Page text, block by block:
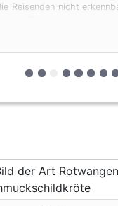
Reisenden nicht
persönlichen
wenn diese im
ausgenommen.
zur 1.
zur 2.zur 3.
zur 4.
zur 5.
zur